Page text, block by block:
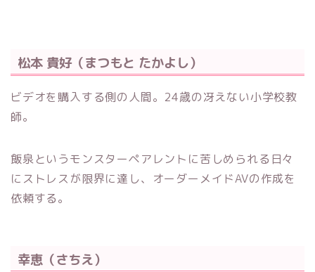
松本 貴好（まつもと たかよし）
ビデオを購入する側の人間。24歳の冴えない小学校教
師。
飯泉というモンスターペアレントに苦しめられる日々
にストレスが限界に達し、オーダーメイドAVの作成を
依頼する。
幸恵（さちえ）